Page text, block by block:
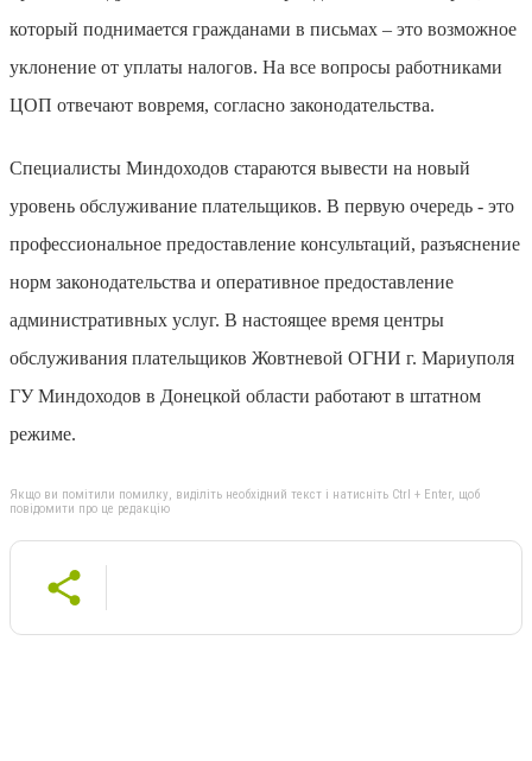
который поднимается гражданами в письмах – это возможное
уклонение от уплаты налогов. На все вопросы работниками
ЦОП отвечают вовремя, согласно законодательства.
Специалисты Миндоходов стараются вывести на новый
уровень обслуживание плательщиков. В первую очередь - это
профессиональное предоставление консультаций, разъяснение
норм законодательства и оперативное предоставление
административных услуг. В настоящее время центры
обслуживания плательщиков Жовтневой ОГНИ г. Мариуполя
ГУ Миндоходов в Донецкой области работают в штатном
режиме.
Якщо ви помітили помилку, виділіть необхідний текст і натисніть Ctrl + Enter, щоб
повідомити про це редакцію